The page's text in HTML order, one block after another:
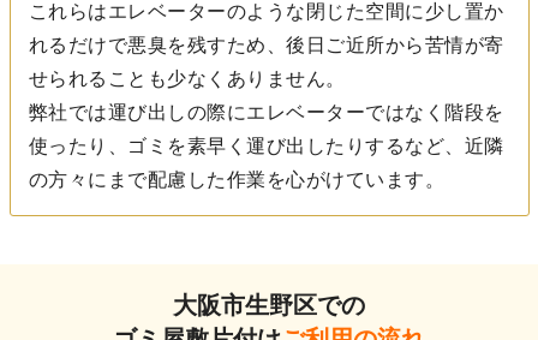
これらはエレベーターのような閉じた空間に少し置か
れるだけで悪臭を残すため、後日ご近所から苦情が寄
せられることも少なくありません。
弊社では運び出しの際にエレベーターではなく階段を
使ったり、ゴミを素早く運び出したりするなど、近隣
の方々にまで配慮した作業を心がけています。
大阪市生野区での